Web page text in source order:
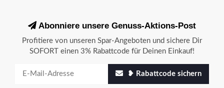
Abonniere unsere Genuss-Aktions-Post
Profitiere von unseren Spar-Angeboten und sichere Dir
SOFORT einen 3% Rabattcode für Deinen Einkauf!
❥ Rabattcode sichern